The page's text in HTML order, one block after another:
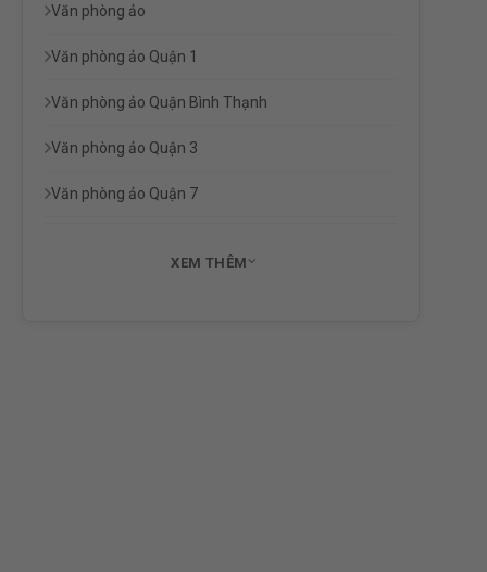
Văn phòng ảo
Văn phòng ảo Quận 1
Văn phòng ảo Quận Bình Thạnh
Văn phòng ảo Quận 3
Văn phòng ảo Quận 7
XEM THÊM